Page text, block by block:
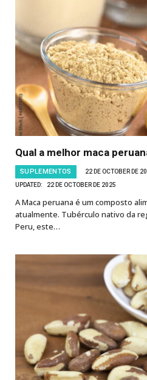
Qual a melhor maca
SUPLEMENTOS 22 DE OCTOBER DE
UPDATED:
22 DE OCTOBER DE 2025
A Maca peruana é um composto
atualmente. Tubérculo nativo da
Peru, este…